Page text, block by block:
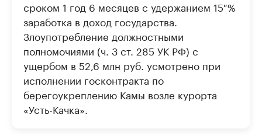
сроком 1 год 6 месяцев с удержанием 15 %
заработка в доход государства.
Злоупотребление должностными
полномочиями (ч. 3 ст. 285 УК РФ) с
ущербом в 52,6 млн руб. усмотрено при
исполнении госконтракта по
берегоукреплению Камы возле курорта
«Усть-Качка».